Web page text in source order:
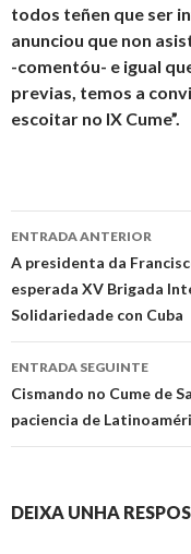
todos teñen que ser
anunciou que non
-comentóu- e igual
previas, temos a
escoitar no IX Cume”.
Ir
a
entrada
ENTRADA ANTERIOR
A presidenta da
esperada XV Brigada
Solidariedade con Cuba
ENTRADA SEGUINTE
Cismando no Cume de
paciencia de
DEIXA UNHA